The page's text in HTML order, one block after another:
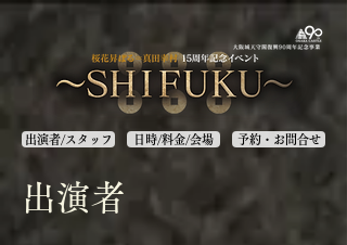
出演者/スタッフ 日時/料金/会場 予約・お問合せ
​出演者